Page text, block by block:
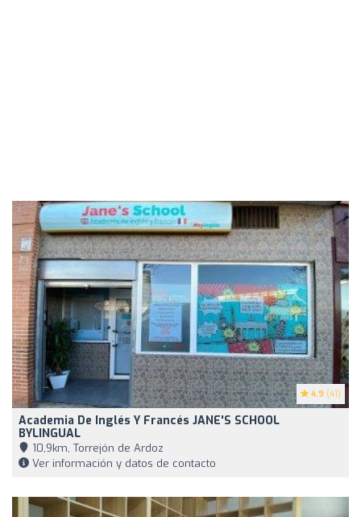
4.9 (41)
Academia De Inglés Y Francés JANE'S SCHOOL
BYLINGUAL
10,9km, Torrejón de Ardoz
Ver información y datos de contacto